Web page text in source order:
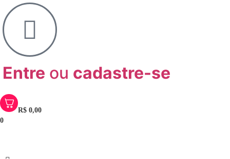
Entre ou cadastre-se
0
R$ 0,00